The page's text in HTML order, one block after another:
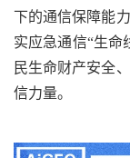
下的通信保障能
实应急通信“生命
民生命财产安全
信力量。